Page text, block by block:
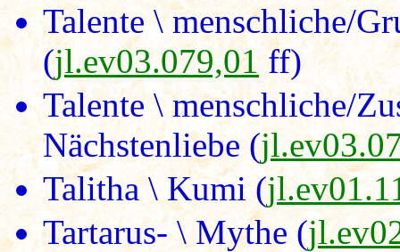
Talente \ menschliche/
(jl.ev03.079,01 ff)
Talente \ menschliche/
Nächstenliebe (
Talitha \ Kumi (
Tartarus- \ Mythe (